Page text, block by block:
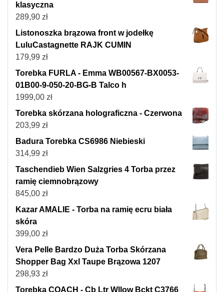
klasyczna
289,90 zł
Listonoszka brązowa front w jodełkę
LuluCastagnette RAJK CUMIN
179,99 zł
Torebka FURLA - Emma WB00567-BX0053-
01B00-9-050-20-BG-B Talco h
1999,00 zł
Torebka skórzana holograficzna - Czerwona
203,99 zł
Badura Torebka CS6986 Niebieski
314,99 zł
Taschendieb Wien Salzgries 4 Torba przez
ramię ciemnobrązowy
845,00 zł
Kazar AMALIE - Torba na ramię ecru biała
skóra
399,00 zł
Vera Pelle Bardzo Duża Torba Skórzana
Shopper Bag Xxl Taupe Brązowa 1207
298,93 zł
Torebka COACH - Cb Ltr Wllow Bckt C3766